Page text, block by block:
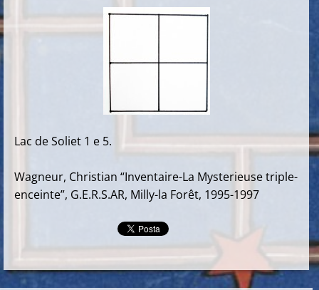
Lac de Soliet 1 e 5.
Wagneur, Christian “Inventaire-La Mysterieuse triple-
enceinte”, G.E.R.S.AR, Milly-la Forêt, 1995-1997